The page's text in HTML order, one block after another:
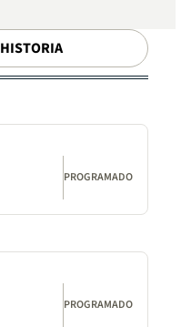
HISTORIA
PROGRAMADO
PROGRAMADO